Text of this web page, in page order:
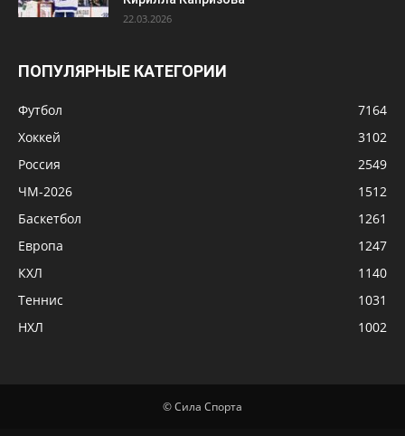
22.03.2026
ПОПУЛЯРНЫЕ КАТЕГОРИИ
Футбол
7164
Хоккей
3102
Россия
2549
ЧМ-2026
1512
Баскетбол
1261
Европа
1247
КХЛ
1140
Теннис
1031
НХЛ
1002
© Сила Спорта